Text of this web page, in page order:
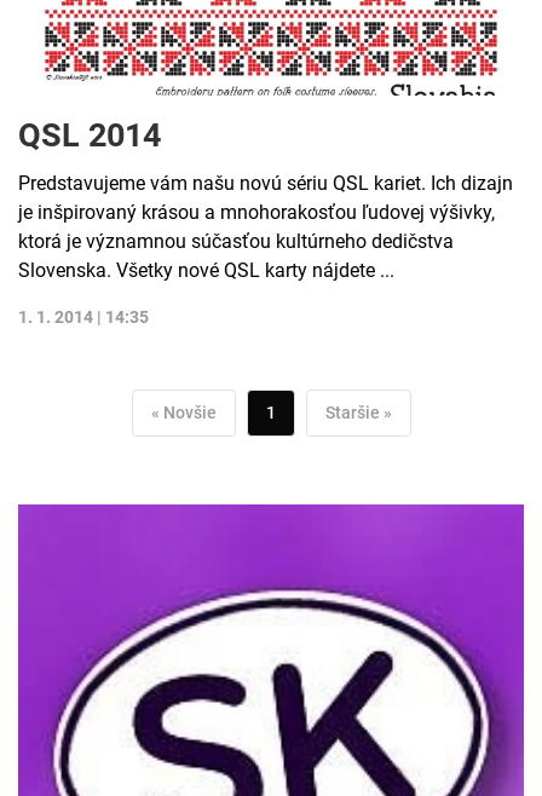
QSL 2014
Predstavujeme vám našu novú sériu QSL kariet. Ich dizajn
je inšpirovaný krásou a mnohorakosťou ľudovej výšivky,
ktorá je významnou súčasťou kultúrneho dedičstva
Slovenska. Všetky nové QSL karty nájdete ...
1. 1. 2014 | 14:35
« Novšie 1 Staršie »